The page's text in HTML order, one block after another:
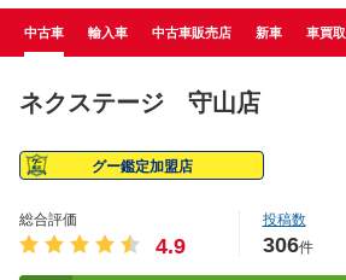
中古車 輸入車 中古車販売店 新車 車買取
ネクステージ 守山店
グー鑑定加盟店
総合評価
4.9
投稿数
306件